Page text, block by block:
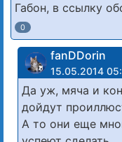
Габон, в ссылку
0
fanDDorin
15.05.2014
Да уж, мяча и
дойдут
А то они еще